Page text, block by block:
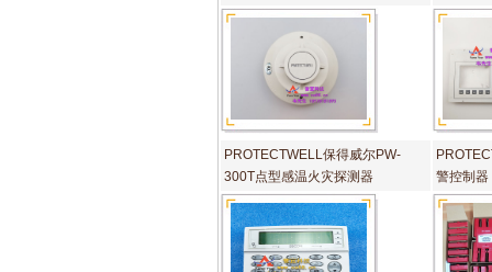
PROTECTWELL保得威尔PW-
300T点型感温火灾探测器
警控制器